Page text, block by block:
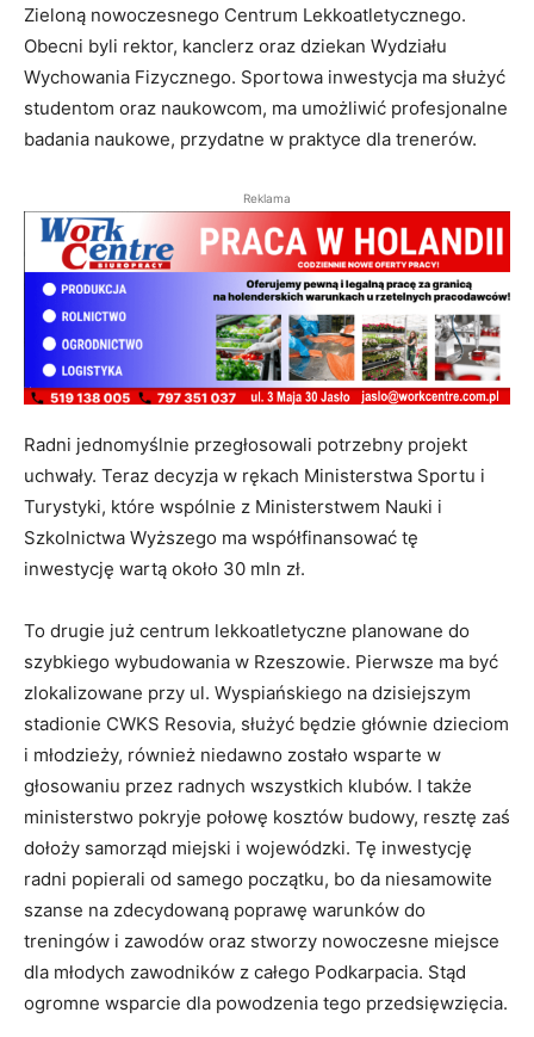
Zieloną nowoczesnego Centrum Lekkoatletycznego.
Obecni byli rektor, kanclerz oraz dziekan Wydziału
Wychowania Fizycznego. Sportowa inwestycja ma służyć
studentom oraz naukowcom, ma umożliwić profesjonalne
badania naukowe, przydatne w praktyce dla trenerów.
Reklama
Radni jednomyślnie przegłosowali potrzebny projekt
uchwały. Teraz decyzja w rękach Ministerstwa Sportu i
Turystyki, które wspólnie z Ministerstwem Nauki i
Szkolnictwa Wyższego ma współfinansować tę
inwestycję wartą około 30 mln zł.
To drugie już centrum lekkoatletyczne planowane do
szybkiego wybudowania w Rzeszowie. Pierwsze ma być
zlokalizowane przy ul. Wyspiańskiego na dzisiejszym
stadionie CWKS Resovia, służyć będzie głównie dzieciom
i młodzieży, również niedawno zostało wsparte w
głosowaniu przez radnych wszystkich klubów. I także
ministerstwo pokryje połowę kosztów budowy, resztę zaś
dołoży samorząd miejski i wojewódzki. Tę inwestycję
radni popierali od samego początku, bo da niesamowite
szanse na zdecydowaną poprawę warunków do
treningów i zawodów oraz stworzy nowoczesne miejsce
dla młodych zawodników z całego Podkarpacia. Stąd
ogromne wsparcie dla powodzenia tego przedsięwzięcia.